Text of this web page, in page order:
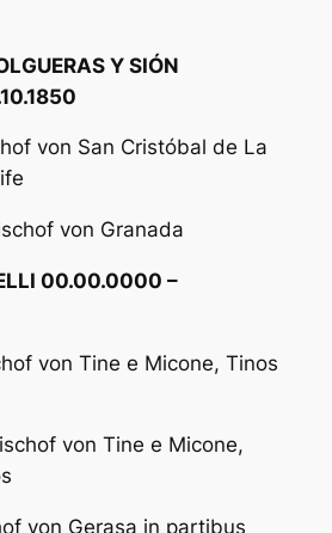
Y SIÓN
von San Cristóbal de La
von Granada
00.00.0000 –
von Tine e Micone, Tinos
von Tine e Micone,
von Gerasa in partibus